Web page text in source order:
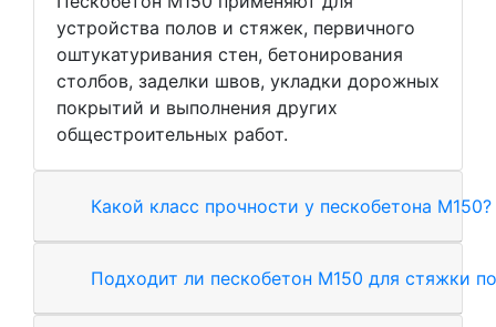
устройства полов и стяжек, первичного
оштукатуривания стен, бетонирования
столбов, заделки швов, укладки дорожных
покрытий и выполнения других
общестроительных работ.
Какой класс прочности у пескобетона М150?
Подходит ли пескобетон М150 для стяжки